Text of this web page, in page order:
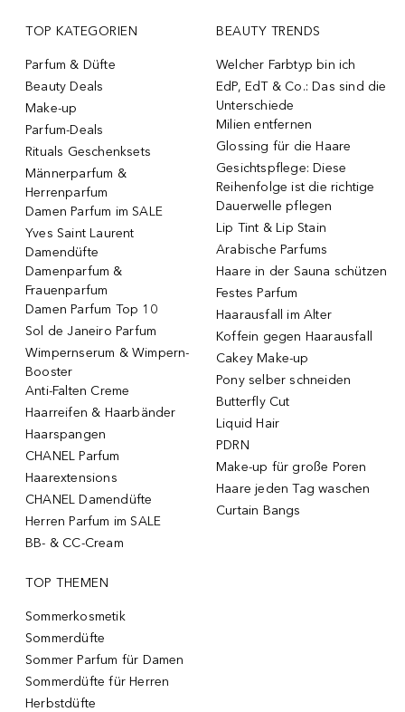
TOP KATEGORIEN
Parfum & Düfte
Beauty Deals
Make-up
Parfum-Deals
Rituals Geschenksets
Männerparfum &
Herrenparfum
Damen Parfum im SALE
Yves Saint Laurent
Damendüfte
Damenparfum &
Frauenparfum
Damen Parfum Top 10
Sol de Janeiro Parfum
Wimpernserum & Wimpern-
Booster
Anti-Falten Creme
Haarreifen & Haarbänder
Haarspangen
CHANEL Parfum
Haarextensions
CHANEL Damendüfte
Herren Parfum im SALE
BB- & CC-Cream
BEAUTY TRENDS
Welcher Farbtyp bin ich
EdP, EdT & Co.: Das sind die
Unterschiede
Milien entfernen
Glossing für die Haare
Gesichtspflege: Diese
Reihenfolge ist die richtige
Dauerwelle pflegen
Lip Tint & Lip Stain
Arabische Parfums
Haare in der Sauna schützen
Festes Parfum
Haarausfall im Alter
Koffein gegen Haarausfall
Cakey Make-up
Pony selber schneiden
Butterfly Cut
Liquid Hair
PDRN
Make-up für große Poren
Haare jeden Tag waschen
Curtain Bangs
TOP THEMEN
Sommerkosmetik
Sommerdüfte
Sommer Parfum für Damen
Sommerdüfte für Herren
Herbstdüfte